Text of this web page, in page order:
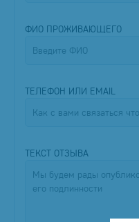
ФИО ПРОЖИВАЮЩЕГО
ТЕЛЕФОН ИЛИ EMAIL
ТЕКСТ ОТЗЫВА